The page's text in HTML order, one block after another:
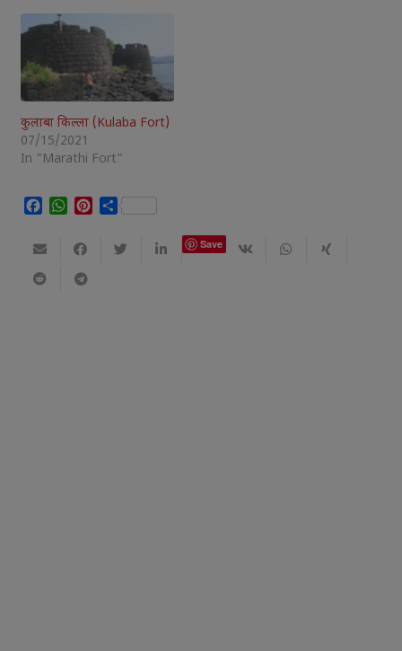
कुलाबा किल्ला (Kulaba Fort)
07/15/2021
In "Marathi Fort"
Facebook
WhatsApp
Pinterest
Share
Save